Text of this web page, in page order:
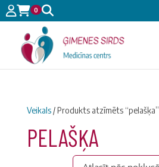
0
Veikals/ Produkts atzīmēts “pelašķa”
PELAŠĶA